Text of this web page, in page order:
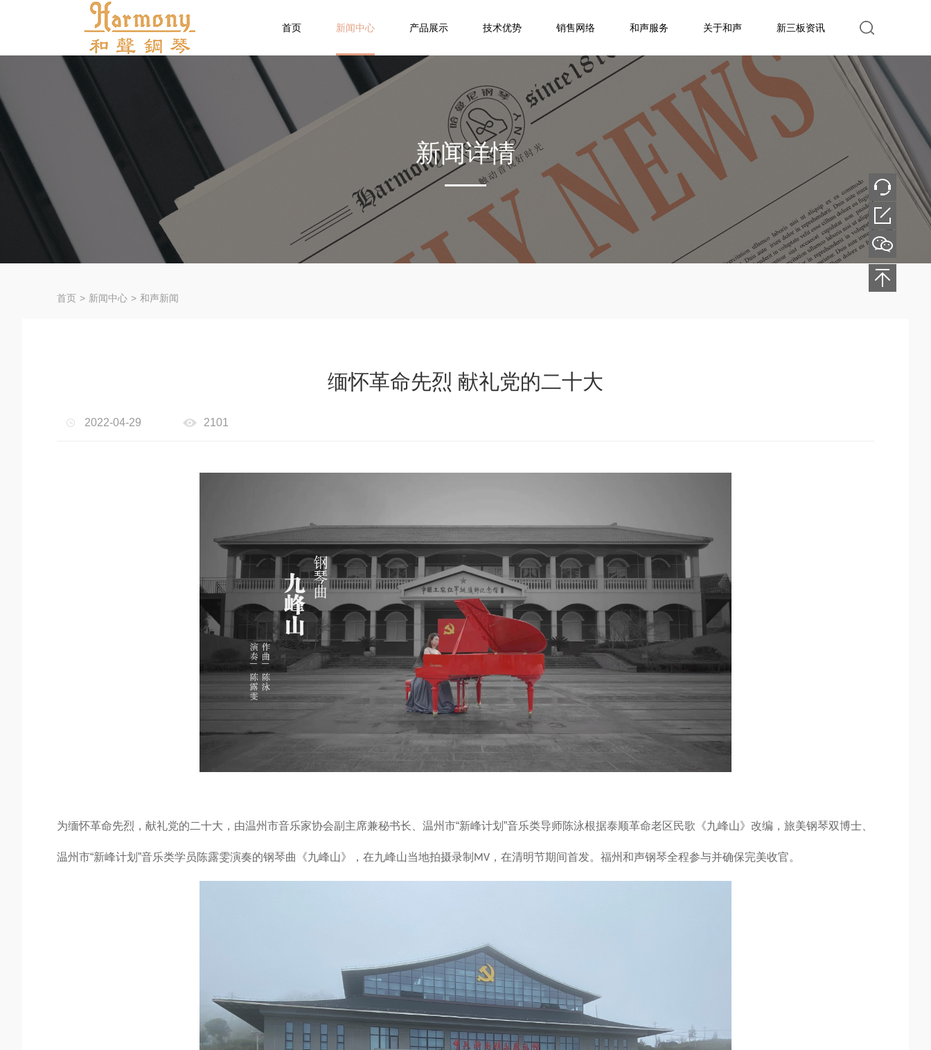
首页 新闻中心 产品展示 技术优势 销售网络 和声服务 关于和声 新三板资讯
新闻详情
首页 > 新闻中心 > 和声新闻
缅怀革命先烈 献礼党的二十大
2022-04-29 2101
为缅怀革命先烈，献礼党的二十大，由温州市音乐家协会副主席兼秘书长、温州市“新峰计划”音乐类导师陈泳根据泰顺革命老区民歌《九峰山》改编，旅美钢琴双博士、
温州市“新峰计划”音乐类学员陈露雯演奏的钢琴曲《九峰山》，在九峰山当地拍摄录制 MV ，在清明节期间首发。福州和声钢琴全程参与并确保完美收官。